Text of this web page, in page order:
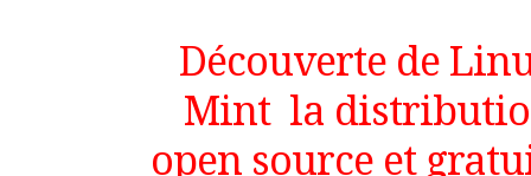
Découverte de
Mint la
open source et